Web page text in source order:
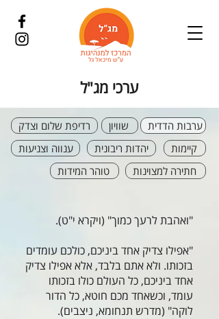
ערכי מג"ל
"ואהבת לרעך כמוך" (ויקרא י"ט).
"אפילו צדיק אחד ביניכם, כולכם עומדים
בזכותו. ולא אתם בלבד, אלא אפילו צדיק
אחד ביניכם, כל העולם כולו בזכותו
עומד, וכשאחד מכם חוטא, כל הדור
לוקה" (מדרש תנחומא, ניצבים).
ערבות הדדית שוויון
רדיפת שלום וצדק
קיימות
יהדות ריבונית
ענווה וצניעות
חתירה למצוינות
טוהר המידות